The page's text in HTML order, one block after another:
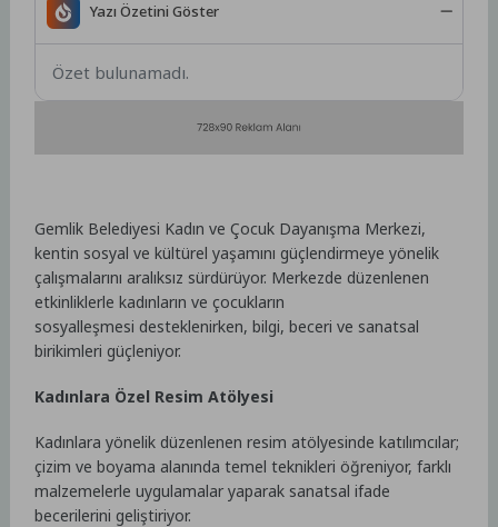
Yazı Özetini Göster
Özet bulunamadı.
Gemlik Belediyesi Kadın ve Çocuk Dayanışma Merkezi,
kentin sosyal ve kültürel yaşamını güçlendirmeye yönelik
çalışmalarını aralıksız sürdürüyor. Merkezde düzenlenen
etkinliklerle kadınların ve çocukların
sosyalleşmesi desteklenirken, bilgi, beceri ve sanatsal
birikimleri güçleniyor.
Kadınlara Özel Resim Atölyesi
Kadınlara yönelik düzenlenen resim atölyesinde katılımcılar;
çizim ve boyama alanında temel teknikleri öğreniyor, farklı
malzemelerle uygulamalar yaparak sanatsal ifade
becerilerini geliştiriyor.